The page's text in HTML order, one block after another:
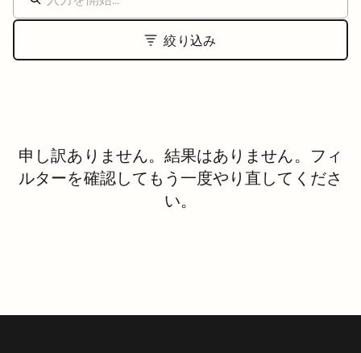
絞り込み
申し訳ありません。結果はありません。フィ
ルターを確認してもう一度やり直してくださ
い。